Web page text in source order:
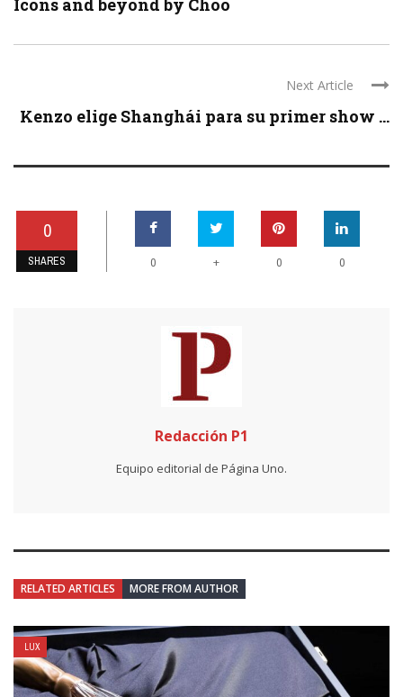
Icons and beyond by Choo
Next Article
Kenzo elige Shanghái para su primer show ...
0
SHARES 0 + 0 0
Redacción P1
Equipo editorial de Página Uno.
RELATED ARTICLES MORE FROM AUTHOR
LUX